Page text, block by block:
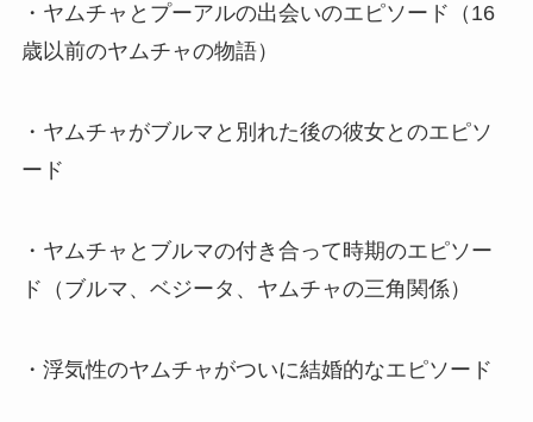
・ヤムチャとプーアルの出会いのエピソード（16
歳以前のヤムチャの物語）
・ヤムチャがブルマと別れた後の彼女とのエピソ
ード
・ヤムチャとブルマの付き合って時期のエピソー
ド（ブルマ、ベジータ、ヤムチャの三角関係）
・浮気性のヤムチャがついに結婚的なエピソード